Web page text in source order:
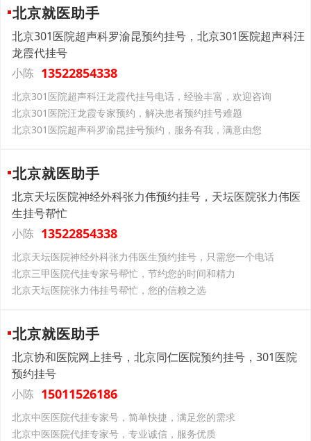
北京就医助手
北京301医院超声科罗渝昆预约挂号，北京301医院超声科汪
龙霞代挂号
小陈 13522854338
北京301医院超声科汪龙霞代挂号电话，经验丰富，欢迎咨询
北京301医院汪龙霞专家预约，解决患者预约挂号难题
北京301医院超声科罗渝昆挂号预约，服务有我，满意由您
北京就医助手
北京天坛医院神经外科张力伟预约挂号，天坛医院张力伟医
生挂号帮忙
小陈 13522854338
北京天坛医院神经外科张力伟医生预约挂号，只需您一个电话
北京三甲医院代挂专家号帮忙，节约您的时间和精力
北京天坛医院张力伟挂号帮忙，您的信赖之选
北京就医助手
北京协和医院网上挂号，北京同仁医院预约挂号，301医院
预约挂号
小陈 15011526186
北京中医医院代挂专家号，简单快捷，满足您的需求
北京中医医院代挂专家号，专业诚信，服务优质